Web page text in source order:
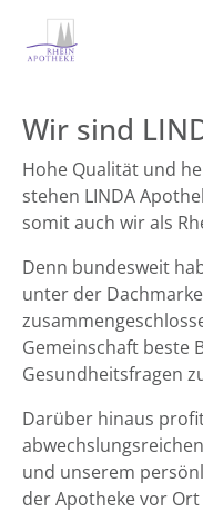
Wir sind
Hohe Qualität und
stehen LINDA
somit auch wir als
Denn bundesweit
unter der
Gemeinschaft beste
Gesundheitsfragen
Darüber hinaus
und unserem
der Apotheke vor